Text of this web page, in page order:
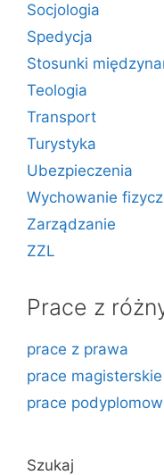
Socjologia
Spedycja
Stosunki
Teologia
Transport
Turystyka
Ubezpieczenia
Wychowanie
Zarządzanie
ZZL
Prace z
prace z prawa
prace magisterskie
prace
Szukaj